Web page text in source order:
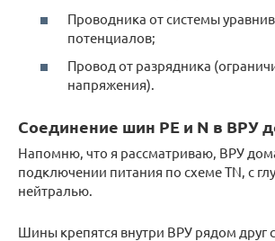
Проводника от системы
потенциалов;
Провод от разрядника
напряжения).
Соединение шин PE и N в ВРУ
Напомню, что я рассматриваю, ВРУ
подключении питания по схеме TN, с
нейтралью.
Шины крепятся внутри ВРУ рядом друг